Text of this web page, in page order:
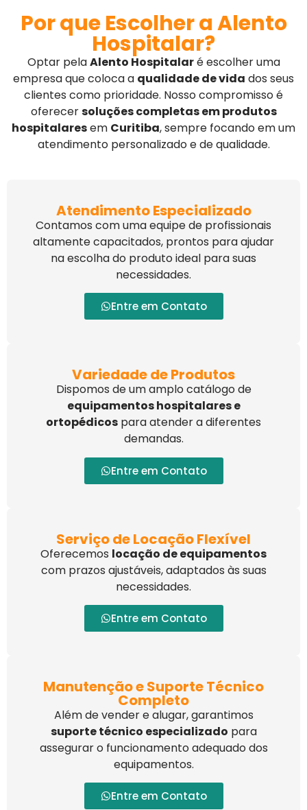
Por que Escolher a Alento
Hospitalar?
Optar pelaAlento Hospitalaré escolher uma
empresa que coloca a qualidade de vida dos seus
clientes como prioridade. Nosso compromisso é
oferecersoluções completas em produtos
hospitalaresem Curitiba, sempre focando em um
atendimento personalizado e de qualidade.
Atendimento Especializado
Contamos com uma equipe de profissionais
altamente capacitados, prontos para ajudar
na escolha do produto ideal para suas
necessidades.
Entre em Contato
Variedade de Produtos
Dispomos de um amplo catálogo de
equipamentos hospitalares e
ortopédicos para atender a diferentes
demandas.
Entre em Contato
Serviço de Locação Flexível
Oferecemos locação de equipamentos
com prazos ajustáveis, adaptados às suas
necessidades.
Entre em Contato
Manutenção e Suporte Técnico
Completo
Além de vender e alugar, garantimos
suporte técnico especializado para
assegurar o funcionamento adequado dos
equipamentos.
Entre em Contato